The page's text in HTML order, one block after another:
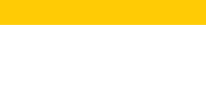
Quienes Somos Colección Puntos de